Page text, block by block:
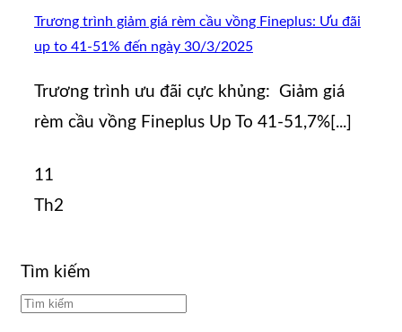
Trương trình giảm giá rèm cầu vồng Fineplus: Ưu đãi
up to 41-51% đến ngày 30/3/2025
Trương trình ưu đãi cực khủng: Giảm giá
rèm cầu vồng Fineplus Up To 41-51,7%[...]
11
Th2
Tìm kiếm